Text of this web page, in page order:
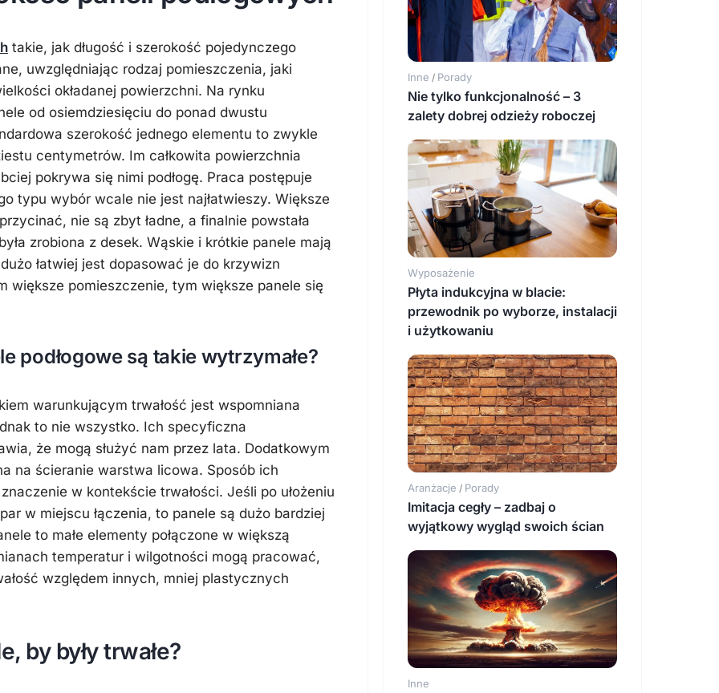
takie, jak długość i szerokość pojedynczego
uwzględniając rodzaj pomieszczenia, jaki
okładanej powierzchni. Na rynku
od osiemdziesięciu do ponad dwustu
szerokość jednego elementu to zwykle
centymetrów. Im całkowita powierzchnia
pokrywa się nimi podłogę. Praca postępuje
typu wybór wcale nie jest najłatwieszy. Większe
nie są zbyt ładne, a finalnie powstała
zrobiona z desek. Wąskie i krótkie panele mają
łatwiej jest dopasować je do krzywizn
większe pomieszczenie, tym większe panele się
podłogowe są takie wytrzymałe?
warunkującym trwałość jest wspomniana
to nie wszystko. Ich specyficzna
że mogą służyć nam przez lata. Dodatkowym
na ścieranie warstwa licowa. Sposób ich
w kontekście trwałości. Jeśli po ułożeniu
w miejscu łączenia, to panele są dużo bardziej
to małe elementy połączone w większą
temperatur i wilgotności mogą pracować,
względem innych, mniej plastycznych
, by były trwałe?
Inne / Porady
Nie tylko funkcjonalność – 3
zalety dobrej odzieży roboczej
Wyposażenie
Płyta indukcyjna w blacie:
przewodnik po wyborze, instalacji
i użytkowaniu
Aranżacje / Porady
Imitacja cegły – zadbaj o
wyjątkowy wygląd swoich ścian
Inne